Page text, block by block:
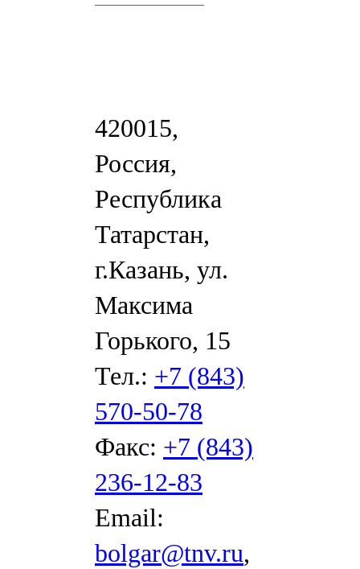
420015,
Россия,
Республика
Татарстан,
г.Казань, ул.
Максима
Горького, 15
Тел.: +7 (843)
570-50-78
Факс: +7 (843)
236-12-83
Email:
bolgar@tnv.ru,